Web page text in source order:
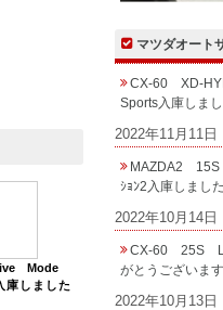
Mode
庫しました
マツダオート
CX-60 XD-
Sports入庫しま
2022年11月11日
MAZDA2 15S
ｼｮﾝ2入庫しまし
2022年10月14日
CX-60 25S L
がとうございま
2022年10月13日